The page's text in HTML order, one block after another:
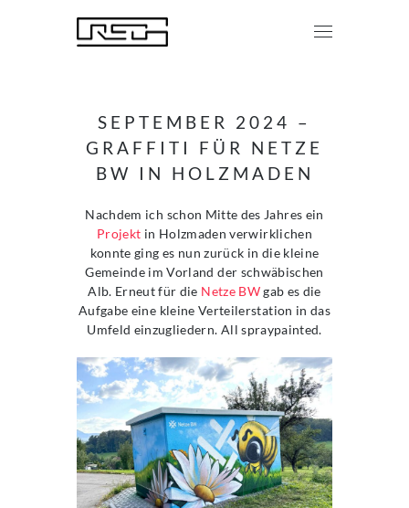
SEPTEMBER 2024 –
GRAFFITI FÜR NETZE
BW IN HOLZMADEN
Nachdem ich schon Mitte des Jahres ein
Projekt in Holzmaden verwirklichen
konnte ging es nun zurück in die kleine
Gemeinde im Vorland der schwäbischen
Alb. Erneut für die Netze BWgab es die
Aufgabe eine kleine Verteilerstation in das
Umfeld einzugliedern. All spraypainted.